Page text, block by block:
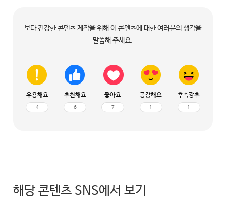
보다 건강한 콘텐츠 제작을 위해 이 콘텐츠에 대한 여러분의 생각을
말씀해 주세요.
유용해요
4
추천해요
6
좋아요
7
공감해요
1
후속강추
1
해당 콘텐츠 SNS에서 보기